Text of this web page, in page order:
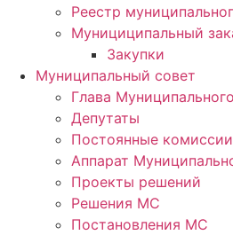
Реестр
Мунициципальный
Закупки
Муниципальный совет
Глава
Депутаты
Постоянные комиссии
Аппарат
Проекты решений
Решения МС
Постановления МС